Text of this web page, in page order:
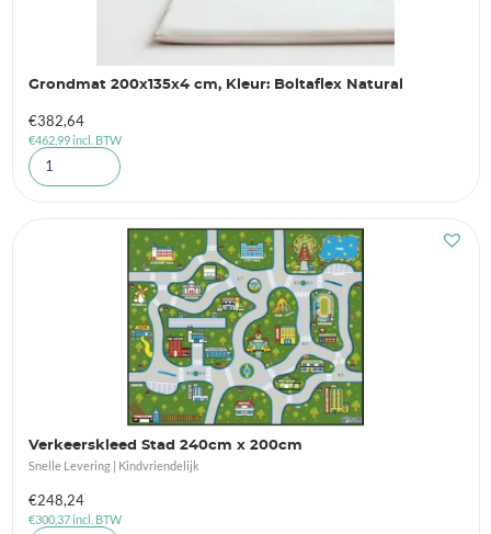
Grondmat 200x135x4 cm, Kleur: Boltaflex Natural
€382,64
€462,99incl. BTW
Verkeerskleed Stad 240cm x 200cm
Snelle Levering | Kindvriendelijk
€248,24
€300,37incl. BTW